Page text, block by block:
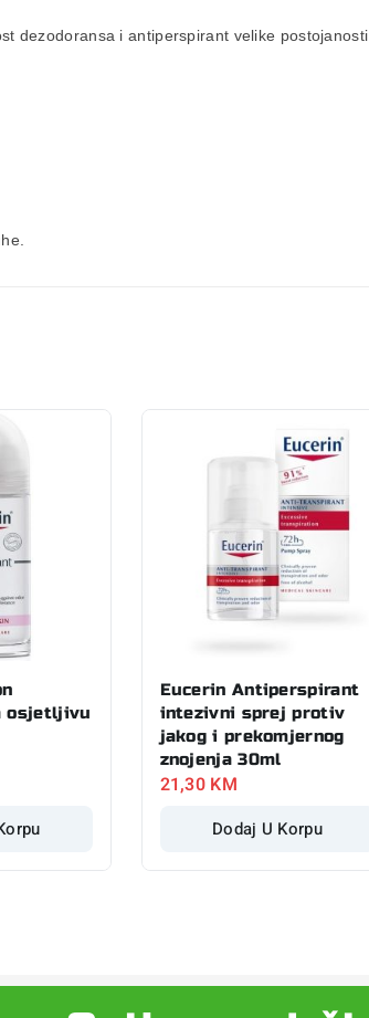
dezodoransa i antiperspirant velike
osjetljivu
Eucerin Antiperspirant
intezivni sprej protiv
jakog i prekomjernog
znojenja 30ml
21,30 KM
Dodaj U Korpu